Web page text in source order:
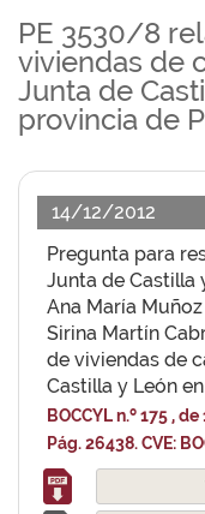
PE 3530/8
viviendas de
Junta de
provincia de
14/12/2012
Pregunta para
Junta de Castilla
Ana María
Sirina Martín
de viviendas de
Castilla y León
BOCCYL n.º 175 ,
Pág. 26438. CVE: